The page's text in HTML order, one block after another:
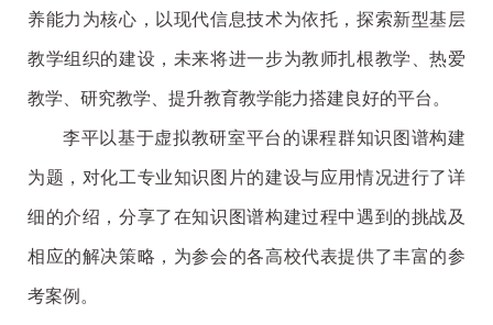
养能力为核心，以现代信息技术为依托，探索新型基层
教学组织的建设，未来将进一步为教师扎根教学、热爱
教学、研究教学、提升教育教学能力搭建良好的平台。
李平以基于虚拟教研室平台的课程群知识图谱构建
为题，对化工专业知识图片的建设与应用情况进行了详
细的介绍，分享了在知识图谱构建过程中遇到的挑战及
相应的解决策略，为参会的各高校代表提供了丰富的参
考案例。